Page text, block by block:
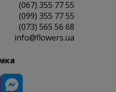
(067) 355 77 55
(099) 355 77 55
(073) 565 56 68
info@flowers.ua